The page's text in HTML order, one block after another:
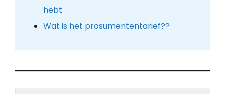
hebt
Wat is het prosumententarief??